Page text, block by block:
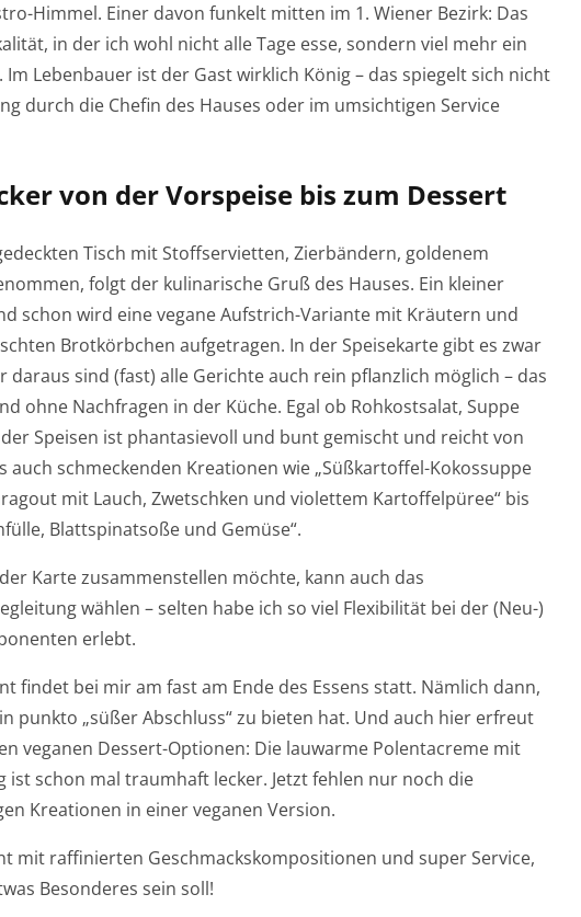
Himmel. Einer davon funkelt mitten im 1. Wiener Bezirk: Das
in der ich wohl nicht alle Tage esse, sondern viel mehr ein
Lebenbauer ist der Gast wirklich König – das spiegelt sich nicht
durch die Chefin des Hauses oder im umsichtigen Service
von der Vorspeise bis zum Dessert
Tisch mit Stoffservietten, Zierbändern, goldenem
folgt der kulinarische Gruß des Hauses. Ein kleiner
schon wird eine vegane Aufstrich-Variante mit Kräutern und
Brotkörbchen aufgetragen. In der Speisekarte gibt es zwar
daraus sind (fast) alle Gerichte auch rein pflanzlich möglich – das
ohne Nachfragen in der Küche. Egal ob Rohkostsalat, Suppe
Speisen ist phantasievoll und bunt gemischt und reicht von
schmeckenden Kreationen wie „Süßkartoffel-Kokossuppe
mit Lauch, Zwetschken und violettem Kartoffelpüree“ bis
Blattspinatsoße und Gemüse“.
Karte zusammenstellen möchte, kann auch das
wählen – selten habe ich so viel Flexibilität bei der (Neu-)
erlebt.
findet bei mir am fast am Ende des Essens statt. Nämlich dann,
punkto „süßer Abschluss“ zu bieten hat. Und auch hier erfreut
veganen Dessert-Optionen: Die lauwarme Polentacreme mit
ist schon mal traumhaft lecker. Jetzt fehlen nur noch die
Kreationen in einer veganen Version.
mit raffinierten Geschmackskompositionen und super Service,
Besonderes sein soll!